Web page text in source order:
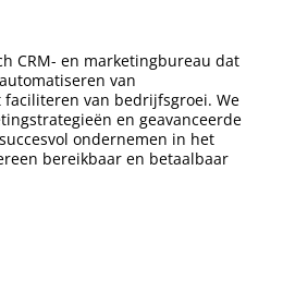
CRM- en marketingbureau dat
van
van bedrijfsgroei. We
en geavanceerde
ondernemen in het
bereikbaar en betaalbaar